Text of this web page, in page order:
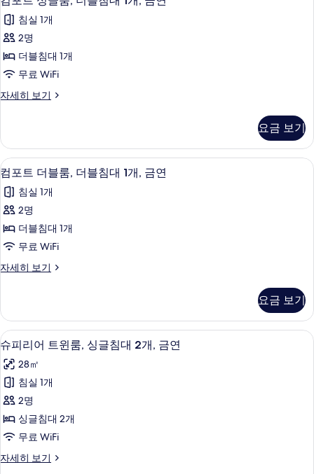
개,
금
연
사
진
보
기
글
침
대
개,
금
자
기
포
트
싱
글
더
침
대
1
개,
금
연
사
진
보
기
침실 1개
2명
더블침대 1개
무료 WiFi
자세히 보기
컴
글
룸,
더
블
침
대
개,
금
자
기
요금 보기
컴
포
트
더
블
더
침
대
1
개,
금
연
사
진
모
고급 침구, 객실 내 금고, 책상, 암막 커튼
1
컴포트 더블룸, 더블침대 1개, 금연
침실 1개
2명
더블침대 1개
무료 WiFi
자세히 보기
컴
블
룸,
더
블
침
대
개,
금
연
자
세
요금 보기
슈
피
리
어
트
윈
싱
슈피리어 트윈룸, 싱글침대 2개, 금연 |
6
슈피리어 트윈룸, 싱글침대 2개, 금연
28㎡
침실 1개
2명
싱글침대 2개
무료 WiFi
자세히 보기
슈